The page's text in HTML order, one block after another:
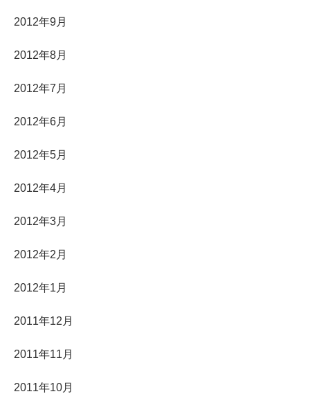
2012年9月
2012年8月
2012年7月
2012年6月
2012年5月
2012年4月
2012年3月
2012年2月
2012年1月
2011年12月
2011年11月
2011年10月